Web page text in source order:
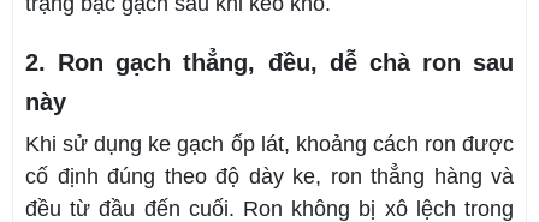
2. Ron gạch thẳng, đều, dễ chà ron sau
này
Khi sử dụng ke gạch ốp lát, khoảng cách ron được
cố định đúng theo độ dày ke, ron thẳng hàng và
đều từ đầu đến cuối. Ron không bị xô lệch trong